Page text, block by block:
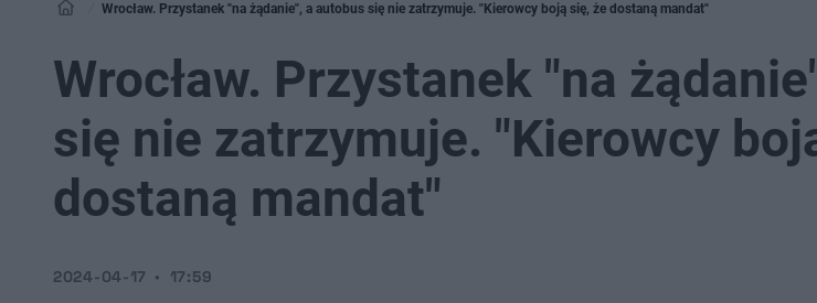
Wrocław. Przystanek "na żądanie", a autobus się nie zatrzymuje. "Kierowcy boją się, że dostaną mandat"
Wrocław. Przystanek "na
się nie zatrzymuje. "Kierowcy
dostaną mandat"
2024-04-17 17:59